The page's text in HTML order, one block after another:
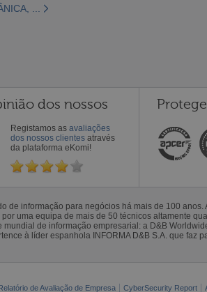
...
dos nossos
Registamos as avaliações
dos nossos clientes através
da plataforma eKomi!
de informação para negócios há mais de 100 anos.
uma equipa de mais de 50 técnicos altamente
de informação empresarial: a D&B
à líder espanhola INFORMA D&B S.A. que faz
de Avaliação de Empresa CyberSecurity Report